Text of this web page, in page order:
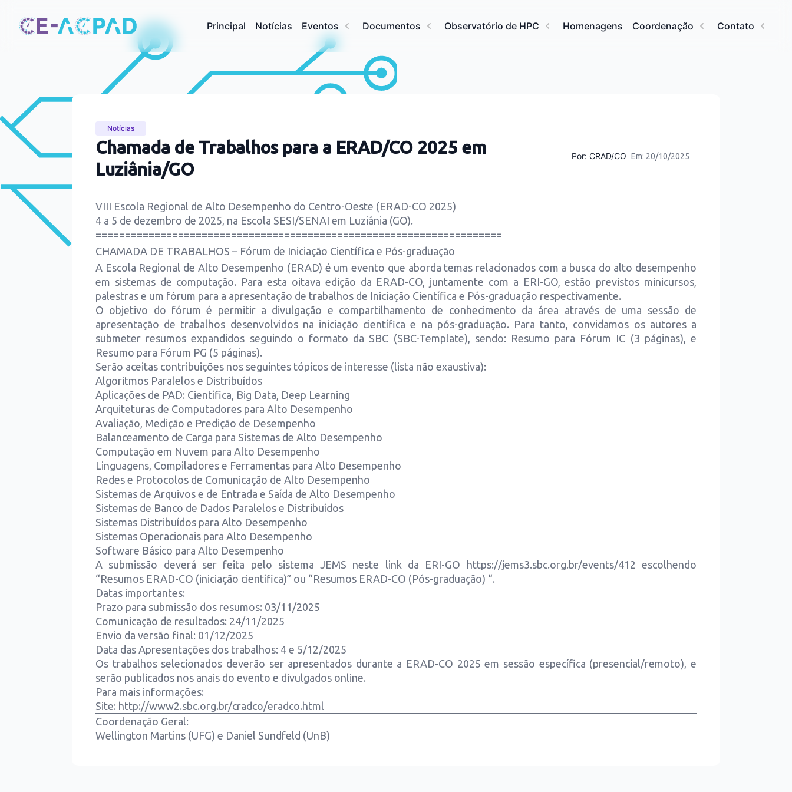
Principal Notícias Eventos Documentos Observatório de HPC Homenagens Coordenação Contato
Notícias
Chamada de Trabalhos para a ERAD/CO 2025 em
Luziânia/GO
Por: CRAD/CO Em: 20/10/2025
VIII Escola Regional de Alto Desempenho do Centro-Oeste (ERAD-CO 2025)
4 a 5 de dezembro de 2025, na Escola SESI/SENAI em Luziânia (GO).
=====================================================================
CHAMADA DE TRABALHOS – Fórum de Iniciação Científica e Pós-graduação
A Escola Regional de Alto Desempenho (ERAD) é um evento que aborda temas relacionados com a busca do alto desempenho
em sistemas de computação. Para esta oitava edição da ERAD-CO, juntamente com a ERI-GO, estão previstos minicursos,
palestras e um fórum para a apresentação de trabalhos de Iniciação Científica e Pós-graduação respectivamente.
O objetivo do fórum é permitir a divulgação e compartilhamento de conhecimento da área através de uma sessão de
apresentação de trabalhos desenvolvidos na iniciação científica e na pós-graduação. Para tanto, convidamos os autores a
submeter resumos expandidos seguindo o formato da SBC (SBC-Template), sendo: Resumo para Fórum IC (3 páginas), e
Resumo para Fórum PG (5 páginas).
Serão aceitas contribuições nos seguintes tópicos de interesse (lista não exaustiva):
Algoritmos Paralelos e Distribuídos
Aplicações de PAD: Científica, Big Data, Deep Learning
Arquiteturas de Computadores para Alto Desempenho
Avaliação, Medição e Predição de Desempenho
Balanceamento de Carga para Sistemas de Alto Desempenho
Computação em Nuvem para Alto Desempenho
Linguagens, Compiladores e Ferramentas para Alto Desempenho
Redes e Protocolos de Comunicação de Alto Desempenho
Sistemas de Arquivos e de Entrada e Saída de Alto Desempenho
Sistemas de Banco de Dados Paralelos e Distribuídos
Sistemas Distribuídos para Alto Desempenho
Sistemas Operacionais para Alto Desempenho
Software Básico para Alto Desempenho
A submissão deverá ser feita pelo sistema JEMS neste link da ERI-GO https://jems3.sbc.org.br/events/412 escolhendo
“Resumos ERAD-CO (iniciação científica)” ou “Resumos ERAD-CO (Pós-graduação) “.
Datas importantes:
Prazo para submissão dos resumos: 03/11/2025
Comunicação de resultados: 24/11/2025
Envio da versão final: 01/12/2025
Data das Apresentações dos trabalhos: 4 e 5/12/2025
Os trabalhos selecionados deverão ser apresentados durante a ERAD-CO 2025 em sessão específica (presencial/remoto), e
serão publicados nos anais do evento e divulgados online.
Para mais informações:
Site: http://www2.sbc.org.br/cradco/eradco.html
Coordenação Geral:
Wellington Martins (UFG) e Daniel Sundfeld (UnB)